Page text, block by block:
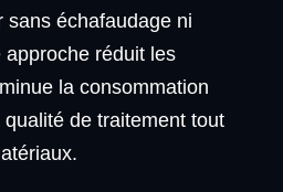
sans échafaudage ni
réduit les
la consommation
de traitement tout